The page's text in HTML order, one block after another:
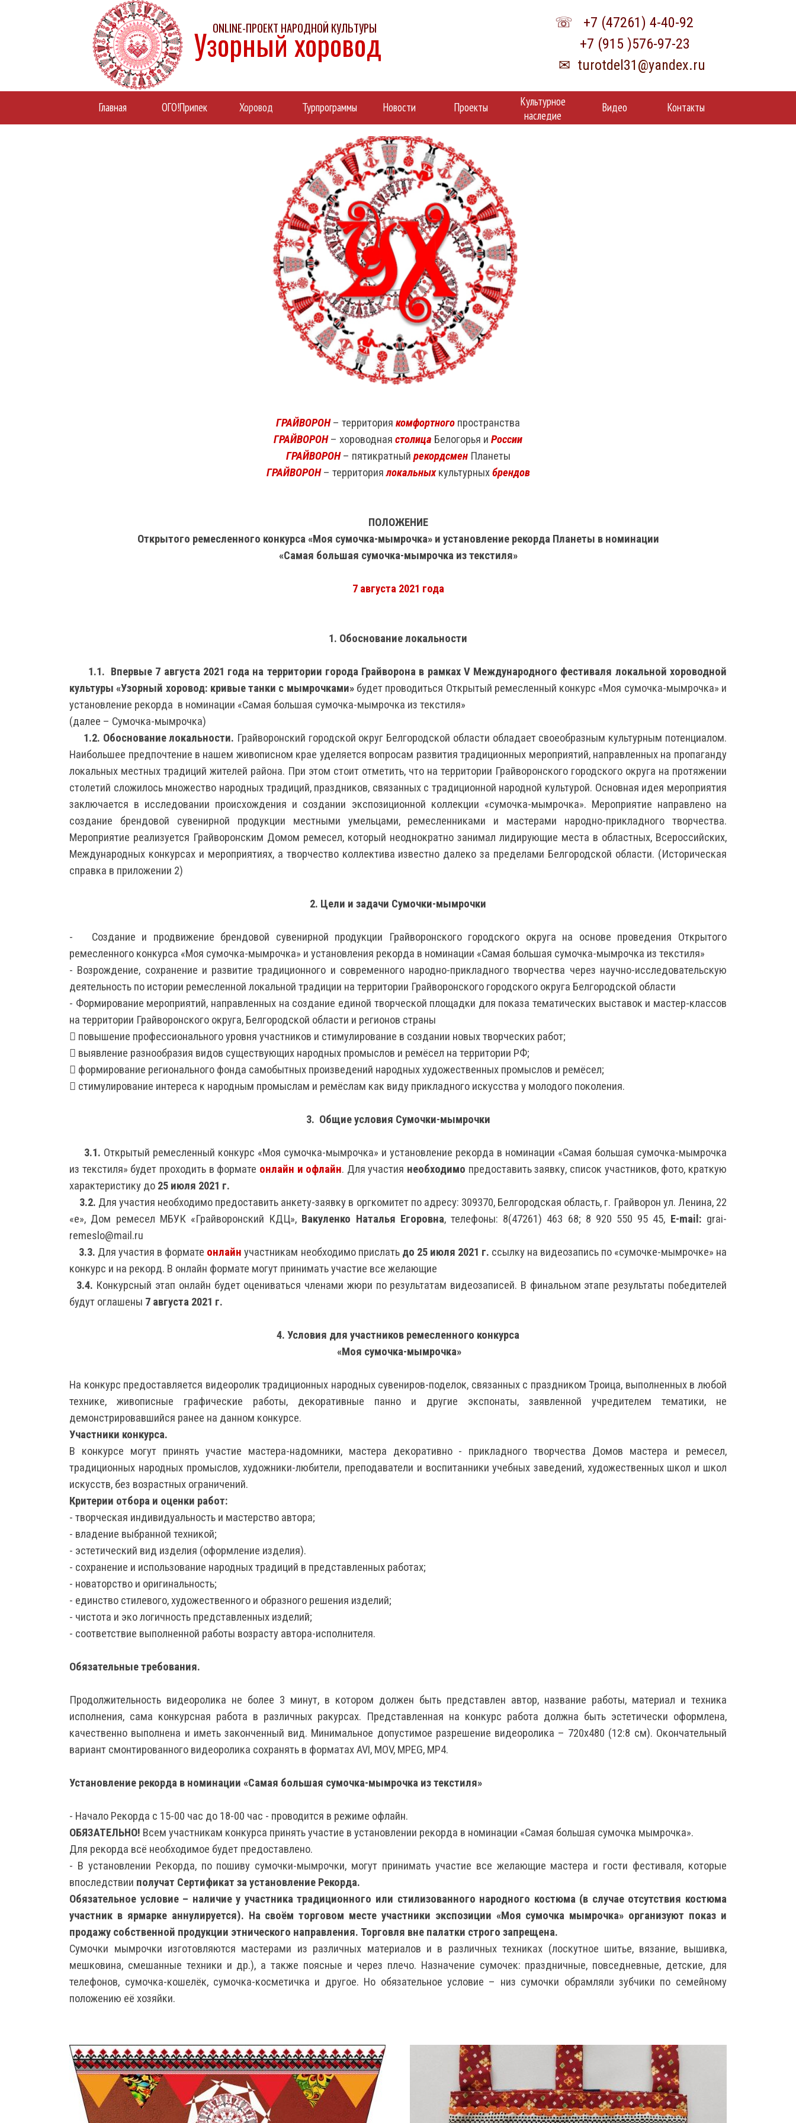
☏ +7 (47261) 4-40-92
+7 (915 )576-97-23
✉ turotdel31@yandex.ru
Главная ОГО!Припек Хоровод Турпрограммы Новости Проекты
Культурное
наследие
Видео Контакты
Узорный хоровод
ONLINE-ПРОЕКТ НАРОДНОЙ КУЛЬТУРЫ
ГРАЙВОРОН– территория комфортного пространства
ГРАЙВОРОН– хороводная столица Белогорья и России
ГРАЙВОРОН– пятикратный рекордсменПланеты
ГРАЙВОРОН – территориялокальныхкультурныхбрендов
ПОЛОЖЕНИЕ
Открытого ремесленного конкурса «Моя сумочка-мымрочка» и установление рекорда Планеты в номинации
«Самая большая сумочка-мымрочка из текстиля»
7 августа 2021 года
1. Обоснование локальности
1.1. Впервые 7 августа 2021 года на территории города Грайворона в рамках V Международного фестиваля локальной хороводной
культуры «Узорный хоровод: кривые танки с мымрочками» будет проводиться Открытый ремесленный конкурс «Моя сумочка-мымрочка» и
установление рекорда в номинации «Самая большая сумочка-мымрочка из текстиля»
(далее – Сумочка-мымрочка)
1.2. Обоснование локальности. Грайворонский городской округ Белгородской области обладает своеобразным культурным потенциалом.
Наибольшее предпочтение в нашем живописном крае уделяется вопросам развития традиционных мероприятий, направленных на пропаганду
локальных местных традиций жителей района. При этом стоит отметить, что на территории Грайворонского городского округа на протяжении
столетий сложилось множество народных традиций, праздников, связанных с традиционной народной культурой. Основная идея мероприятия
заключается в исследовании происхождения и создании экспозиционной коллекции «сумочка-мымрочка». Мероприятие направлено на
создание брендовой сувенирной продукции местными умельцами, ремесленниками и мастерами народно-прикладного творчества.
Мероприятие реализуется Грайворонским Домом ремесел, который неоднократно занимал лидирующие места в областных, Всероссийских,
Международных конкурсах и мероприятиях, а творчество коллектива известно далеко за пределами Белгородской области. (Историческая
справка в приложении 2)
2. Цели и задачи Сумочки-мымрочки
- Создание и продвижение брендовой сувенирной продукции Грайворонского городского округа на основе проведения Открытого
ремесленного конкурса «Моя сумочка-мымрочка» и установления рекорда в номинации «Самая большая сумочка-мымрочка из текстиля»
- Возрождение, сохранение и развитие традиционного и современного народно-прикладного творчества через научно-исследовательскую
деятельность по истории ремесленной локальной традиции на территории Грайворонского городского округа Белгородской области
- Формирование мероприятий, направленных на создание единой творческой площадки для показа тематических выставок и мастер-классов
на территории Грайворонского округа, Белгородской области и регионов страны
 повышение профессионального уровня участников и стимулирование в создании новых творческих работ;
 выявление разнообразия видов существующих народных промыслов и ремёсел на территории РФ;
 формирование регионального фонда самобытных произведений народных художественных промыслов и ремёсел;
 стимулирование интереса к народным промыслам и ремёслам как виду прикладного искусства у молодого поколения.
3. Общие условия Сумочки-мымрочки
3.1. Открытый ремесленный конкурс «Моя сумочка-мымрочка» и установление рекорда в номинации «Самая большая сумочка-мымрочка
из текстиля» будет проходить в формате онлайн и офлайн. Для участия необходимо предоставить заявку, список участников, фото, краткую
характеристику до 25 июля 2021 г.
3.2. Для участия необходимо предоставить анкету-заявку в оргкомитет по адресу: 309370, Белгородская область, г. Грайворон ул. Ленина, 22
«е», Дом ремесел МБУК «Грайворонский КДЦ», Вакуленко Наталья Егоровна, телефоны: 8(47261) 463 68; 8 920 550 95 45, E-mail: grai-
remeslo@mail.ru
3.3. Для участия в формате онлайн участникам необходимо прислать до 25 июля 2021 г. ссылку на видеозапись по «сумочке-мымрочке» на
конкурс и на рекорд. В онлайн формате могут принимать участие все желающие
3.4. Конкурсный этап онлайн будет оцениваться членами жюри по результатам видеозаписей. В финальном этапе результаты победителей
будут оглашены 7 августа 2021 г.
4. Условия для участников ремесленного конкурса
«Моя сумочка-мымрочка»
На конкурс предоставляется видеоролик традиционных народных сувениров-поделок, связанных с праздником Троица, выполненных в любой
технике, живописные графические работы, декоративные панно и другие экспонаты, заявленной учредителем тематики, не
демонстрировавшийся ранее на данном конкурсе.
Участники конкурса.
В конкурсе могут принять участие мастера-надомники, мастера декоративно - прикладного творчества Домов мастера и ремесел,
традиционных народных промыслов, художники-любители, преподаватели и воспитанники учебных заведений, художественных школ и школ
искусств, без возрастных ограничений.
Критерии отбора и оценки работ:
- творческая индивидуальность и мастерство автора;
- владение выбранной техникой;
- эстетический вид изделия (оформление изделия).
- сохранение и использование народных традиций в представленных работах;
- новаторство и оригинальность;
- единство стилевого, художественного и образного решения изделий;
- чистота и эко логичность представленных изделий;
- соответствие выполненной работы возрасту автора-исполнителя.
Обязательные требования.
Продолжительность видеоролика не более 3 минут, в котором должен быть представлен автор, название работы, материал и техника
исполнения, сама конкурсная работа в различных ракурсах. Представленная на конкурс работа должна быть эстетически оформлена,
качественно выполнена и иметь законченный вид. Минимальное допустимое разрешение видеоролика – 720x480 (12:8 см). Окончательный
вариант смонтированного видеоролика сохранять в форматах AVI, MOV, MPEG, МP4.
Установление рекорда в номинации «Самая большая сумочка-мымрочка из текстиля»
- Начало Рекорда с 15-00 час до 18-00 час - проводится в режиме офлайн.
ОБЯЗАТЕЛЬНО! Всем участникам конкурса принять участие в установлении рекорда в номинации «Самая большая сумочка мымрочка».
Для рекорда всё необходимое будет предоставлено.
- В установлении Рекорда, по пошиву сумочки-мымрочки, могут принимать участие все желающие мастера и гости фестиваля, которые
впоследствии получат Сертификат за установление Рекорда.
Обязательное условие – наличие у участника традиционного или стилизованного народного костюма (в случае отсутствия костюма
участник в ярмарке аннулируется). На своём торговом месте участники экспозиции «Моя сумочка мымрочка» организуют показ и
продажу собственной продукции этнического направления. Торговля вне палатки строго запрещена.
Сумочки мымрочки изготовляются мастерами из различных материалов и в различных техниках (лоскутное шитье, вязание, вышивка,
мешковина, смешанные техники и др.), а также поясные и через плечо. Назначение сумочек: праздничные, повседневные, детские, для
телефонов, сумочка-кошелёк, сумочка-косметичка и другое. Но обязательное условие – низ сумочки обрамляли зубчики по семейному
положению её хозяйки.